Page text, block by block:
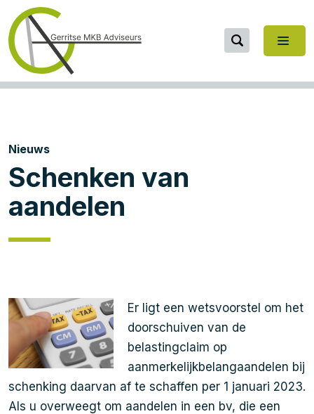
Nieuws
Schenken van
aandelen
Er ligt een wetsvoorstel om het
doorschuiven van de
belastingclaim op
aanmerkelijkbelangaandelen bij
schenking daarvan af te schaffen per 1 januari 2023.
Als u overweegt om aandelen in een bv, die een